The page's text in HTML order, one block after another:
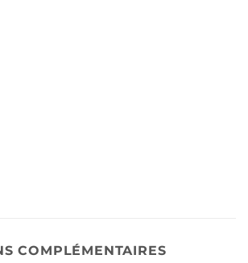
COMPLÉMENTAIRES